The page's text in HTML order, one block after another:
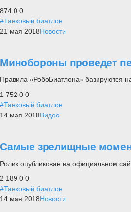
874 0 0
#Танковый биатлон
21 мая 2018Новости
Минобороны проведет
Правила «РобоБиатлона» базируются
1 752 0 0
#Танковый биатлон
14 мая 2018Видео
Самые зрелищные
Ролик опубликован на официальном
2 189 0 0
#Танковый биатлон
14 мая 2018Новости